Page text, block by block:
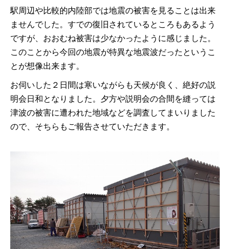
駅周辺や比較的内陸部では地震の被害を見ることは出来
ませんでした。すでの復旧されているところもあるよう
ですが、おおむね被害は少なかったように感じました。
このことから今回の地震が特異な地震波だったというこ
とが想像出来ます。
お伺いした２日間は寒いながらも天候が良く、絶好の説
明会日和となりました。夕方や説明会の合間を縫っては
津波の被害に遭われた地域などを調査してまいりました
ので、そちらもご報告させていただきます。